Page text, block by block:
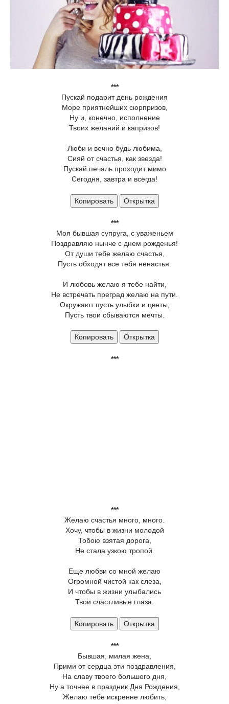
***
Пускай подарит день рождения
Море приятнейших сюрпризов,
Ну и, конечно, исполнение
Твоих желаний и капризов!
Люби и вечно будь любима,
Сияй от счастья, как звезда!
Пускай печаль проходит мимо
Сегодня, завтра и всегда!
Копировать Открытка
***
Моя бывшая супруга, с уваженьем
Поздравляю нынче с днем рожденья!
От души тебе желаю счастья,
Пусть обходят все тебя ненастья.
И любовь желаю я тебе найти,
Не встречать преград желаю на пути.
Окружают пусть улыбки и цветы,
Пусть твои сбываются мечты.
Копировать Открытка
***
***
Желаю счастья много, много.
Хочу, чтобы в жизни молодой
Тобою взятая дорога,
Не стала узкою тропой.
Еще любви со мной желаю
Огромной чистой как слеза,
И чтобы в жизни улыбались
Твои счастливые глаза.
Копировать Открытка
***
Бывшая, милая жена,
Прими от сердца эти поздравления,
На славу твоего большого дня,
Ну а точнее в праздник Дня Рождения,
Желаю тебе искренне любить,